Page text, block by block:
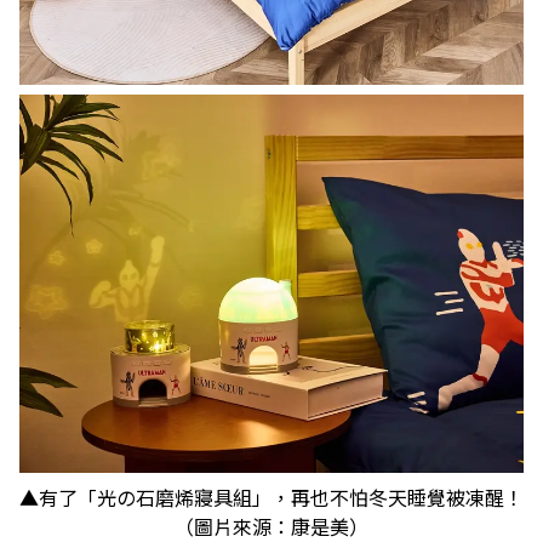
▲有了「光の石磨烯寢具組」，再也不怕冬天睡覺被凍醒！
（圖片來源：康是美）